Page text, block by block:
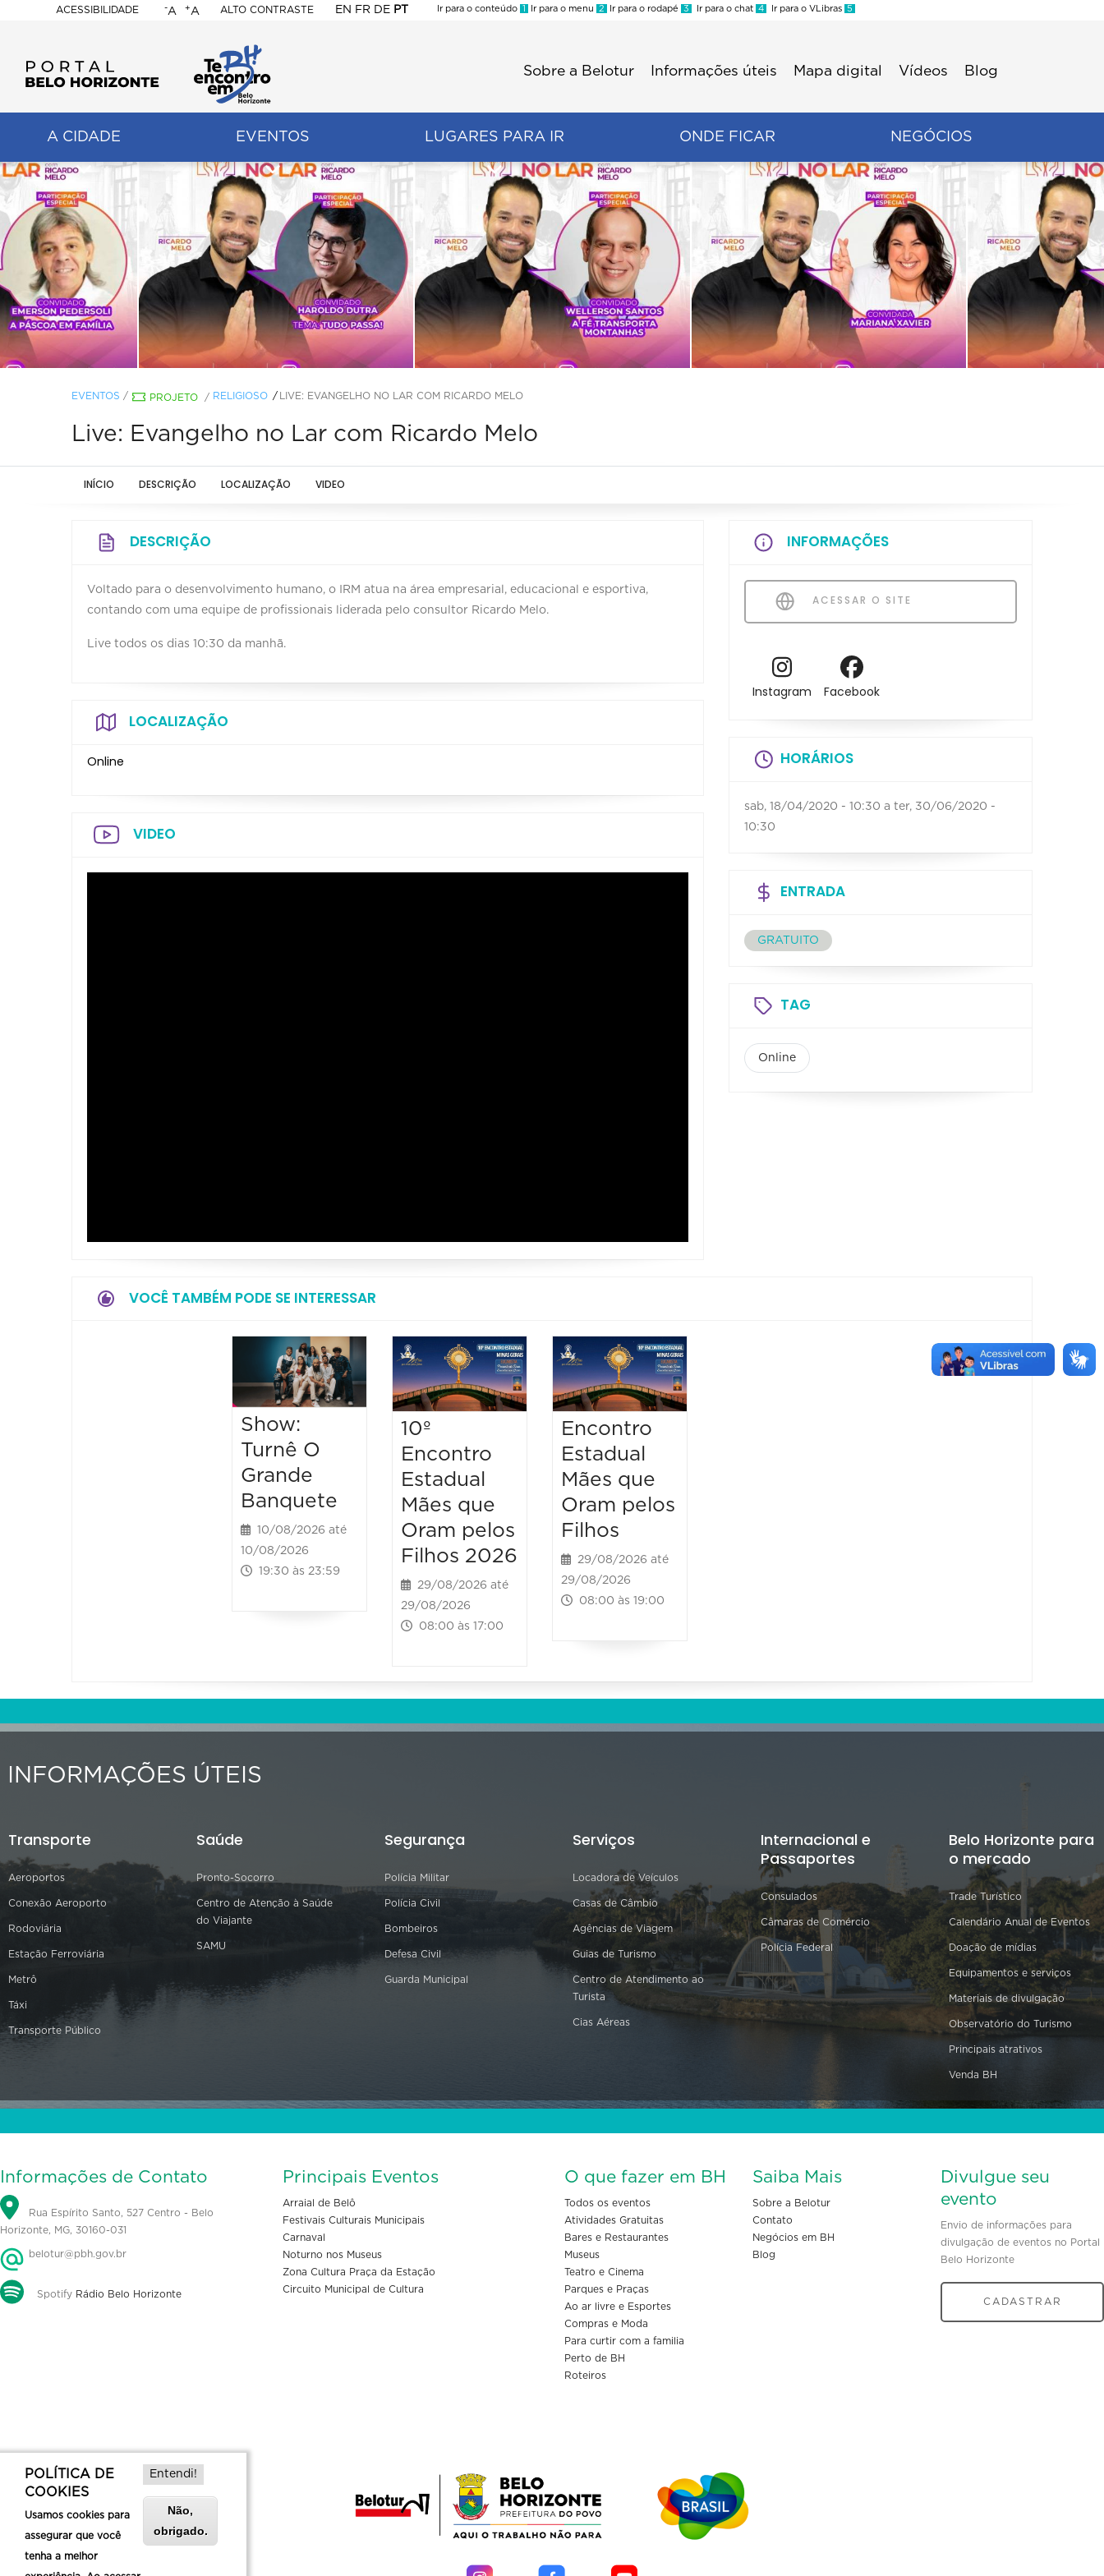
ACESSIBILIDADE
BELO
HORIZONTE
-A +A ALTO CONTRASTE EN FR DE PT
Ir para o conteúdo 1 Ir para o menu 2 Ir para o rodapé 3 Ir para o chat 4 Ir para o VLibras 5
Sobre a Belotur Informações úteis Mapa digital Vídeos Blog
A CIDADE EVENTOS LUGARES PARA IR ONDE FICAR NEGÓCIOS
EVENTOS / PROJETO / RELIGIOSO LIVE: EVANGELHO NO LAR COM RICARDO MELO
Live: Evangelho no Lar com Ricardo Melo
INÍCIO DESCRIÇÃO LOCALIZAÇÃO VIDEO
DESCRIÇÃO
Voltado para o desenvolvimento humano, o IRM atua na área empresarial, educacional e esportiva,
contando com uma equipe de profissionais liderada pelo consultor Ricardo Melo.
Live todos os dias 10:30 da manhã.
LOCALIZAÇÃO
Online
VIDEO
INFORMAÇÕES
ACESSAR O SITE
Instagram Facebook
HORÁRIOS
sab, 18/04/2020 - 10:30 a ter, 30/06/2020 -
10:30
ENTRADA
GRATUITO
TAG
Online
VOCÊ TAMBÉM PODE SE INTERESSAR
Show:
Turnê O
Grande
Banquete
10/08/2026 até
10/08/2026
19:30 às 23:59
10º
Encontro
Estadual
Mães que
Oram pelos
Filhos 2026
29/08/2026 até
29/08/2026
08:00 às 17:00
Encontro
Estadual
Mães que
Oram pelos
Filhos
29/08/2026 até
29/08/2026
08:00 às 19:00
INFORMAÇÕES ÚTEIS
Transporte
Aeroportos
Conexão Aeroporto
Rodoviária
Estação Ferroviária
Metrô
Táxi
Transporte Público
Saúde
Pronto-Socorro
Centro de Atenção à Saúde
do Viajante
SAMU
Segurança
Polícia Militar
Polícia Civil
Bombeiros
Defesa Civil
Guarda Municipal
Serviços
Locadora de Veículos
Casas de Câmbio
Agências de Viagem
Guias de Turismo
Centro de Atendimento ao
Turista
Cias Aéreas
Internacional e
Passaportes
Consulados
Câmaras de Comércio
Polícia Federal
Belo Horizonte para
o mercado
Trade Turístico
Calendário Anual de Eventos
Doação de mídias
Equipamentos e serviços
Materiais de divulgação
Observatório do Turismo
Principais atrativos
Venda BH
Informações de Contato
Rua Espírito Santo, 527 Centro - Belo
Horizonte, MG, 30160-031
belotur@pbh.gov.br
Spotify Rádio Belo Horizonte
Principais Eventos
Arraial de Belô
Festivais Culturais Municipais
Carnaval
Noturno nos Museus
Zona Cultura Praça da Estação
Circuito Municipal de Cultura
O que fazer em BH
Todos os eventos
Atividades Gratuitas
Bares e Restaurantes
Museus
Teatro e Cinema
Parques e Praças
Ao ar livre e Esportes
Compras e Moda
Para curtir com a familia
Perto de BH
Roteiros
Saiba Mais
Sobre a Belotur
Contato
Negócios em BH
Blog
Divulgue seu
evento
Envio de informações para
divulgação de eventos no Portal
Belo Horizonte
CADASTRAR
POLÍTICA DE
COOKIES
Usamos cookies para
assegurar que você
tenha a melhor
Entendi!
Não,
obrigado.